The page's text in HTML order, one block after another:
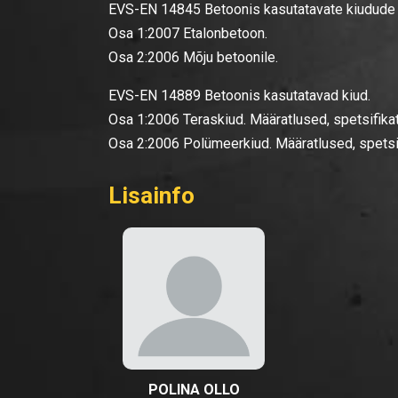
EVS-EN 14845 Betoonis kasutatavate
Osa 1:2007 Etalonbetoon.
Osa 2:2006 Mõju betoonile.
EVS-EN 14889 Betoonis kasutatavad kiud.
Osa 1:2006 Teraskiud. Määratlused,
Osa 2:2006 Polümeerkiud. Määratlused,
Lisainfo
POLINA OLLO